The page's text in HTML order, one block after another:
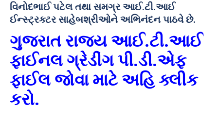
વિનોદભાઈ પટેલ તથા સમગ્ર આઈ.ટી.આઈ
ઈન્સ્ટ્રક્ટર સાહેબશ્રીઓને અભિનંદન પાઠવે છે.
ગુજરાત રાજ્ય આઈ.ટી.આઈ
ફાઈનલ ગ્રેડીંગ પી.ડી.એફ
ફાઈલ જોવા માટે અહિ ક્લીક
કરો.